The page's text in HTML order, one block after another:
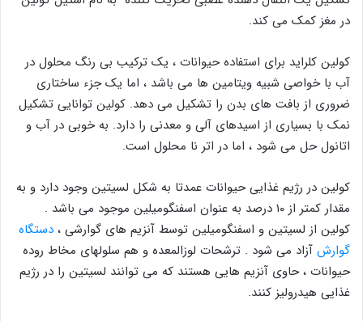
در مغز کمک می کند.
کولین کلراید برای استفاده حیوانات ، یک ترکیب بی رنگ محلول در
آب با خواصی شبیه ویتامین ها می باشد ، اما یک جزء ساختاری
ضروری از بافت های بدن را تشکیل می دهد. کولین توانایی تشکیل
نمک با بسیاری از اسیدهای آلی و معدنی را دارد. به خوبی در آب و
اتانول حل می شود ، اما در اتر نا محلول است.
کولین در رژیم غذایی حیوانات عمدتا به شکل لسیتین وجود دارد و به
مقدار کمتر از ۱۰ درصد به عنوان اسفنگومیلین موجود می باشد .
کولین از لسیتین و اسفنگومیلین توسط آنزیم های گوارشی ، دستگاه
گوارش آزاد می شود . ترشحات لوزالمعده و هم سلولهای مخاط روده
حیوانات ، حاوی آنزیم هایی هستند که می توانند لسیتین را در رژیم
غذایی هیدرولیز کنند.